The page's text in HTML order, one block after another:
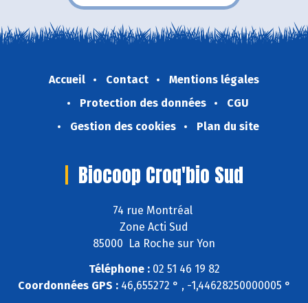
Accueil Contact
Mentions légales
Protection des données
CGU
Gestion des cookies
Plan du site
Biocoop Croq'bio Sud
74 rue Montréal
Zone Acti Sud
85000 La Roche sur Yon
Téléphone :02 51 46 19 82
Coordonnées GPS :46,655272 ° , -1,44628250000005 °